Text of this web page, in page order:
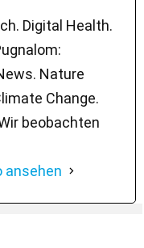
Digital Health.
Nature
Change.
beobachten
ansehen